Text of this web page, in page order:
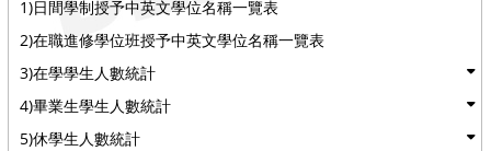
1)日間學制授予中英文學位名稱一覽表
2)在職進修學位班授予中英文學位名稱一覽表
3)在學學生人數統計
4)畢業生學生人數統計
5)休學生人數統計